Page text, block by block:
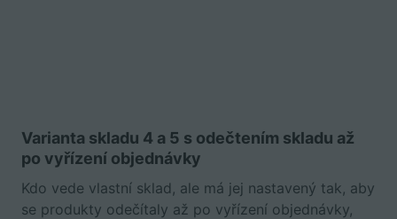
Varianta skladu 4 a 5 s odečtením skladu až
po vyřízení objednávky
Kdo vede vlastní sklad, ale má jej nastavený tak, aby
se produkty odečítaly až po vyřízení objednávky,